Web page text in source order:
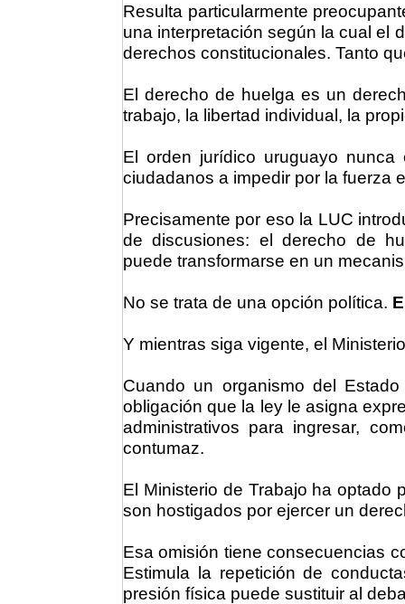
Resulta particularmente
una interpretación según la cual el
derechos constitucionales. Tanto
El derecho de huelga es un
trabajo, la libertad individual, la
El orden jurídico uruguayo
ciudadanos a impedir por la fuerza
Precisamente por eso la LUC
de discusiones: el derecho de
puede transformarse en un
No se trata de una opción política.
Y mientras siga vigente, el
Cuando un organismo del
obligación que la ley le asigna
administrativos para ingresar,
contumaz.
El Ministerio de Trabajo ha optado
son hostigados por ejercer un
Esa omisión tiene consecuencias
Estimula la repetición de
presión física puede sustituir al